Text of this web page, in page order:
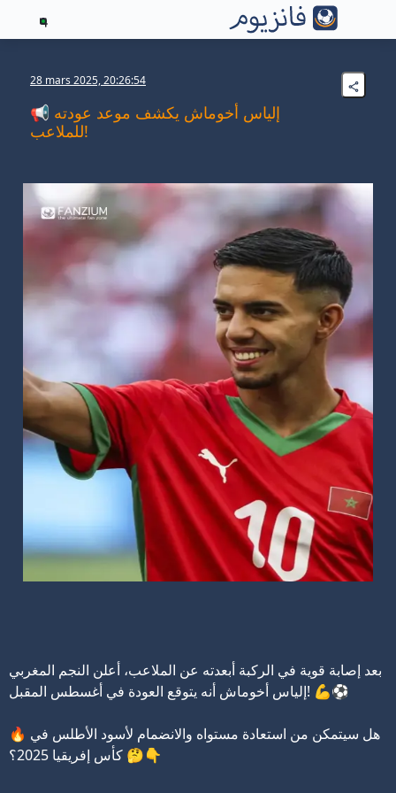
4
28 mars 2025, 20:26:54
📢 إلياس أخوماش يكشف موعد عودته
للملاعب!
بعد إصابة قوية في الركبة أبعدته عن الملاعب، أعلن النجم المغربي
إلياس أخوماش أنه يتوقع العودة في أغسطس المقبل! 💪⚽️
🔥 هل سيتمكن من استعادة مستواه والانضمام لأسود الأطلس في
كأس إفريقيا 2025؟ 🤔👇